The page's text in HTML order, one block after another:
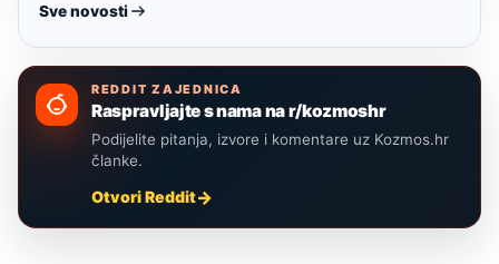
Sve novosti
REDDIT ZAJEDNICA
Raspravljajte s nama na r/kozmoshr
Podijelite pitanja, izvore i komentare uz Kozmos.hr
članke.
Otvori Reddit